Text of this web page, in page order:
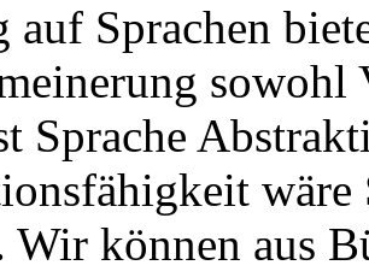
auf Sprachen
sowohl
Sprache
wäre
können aus